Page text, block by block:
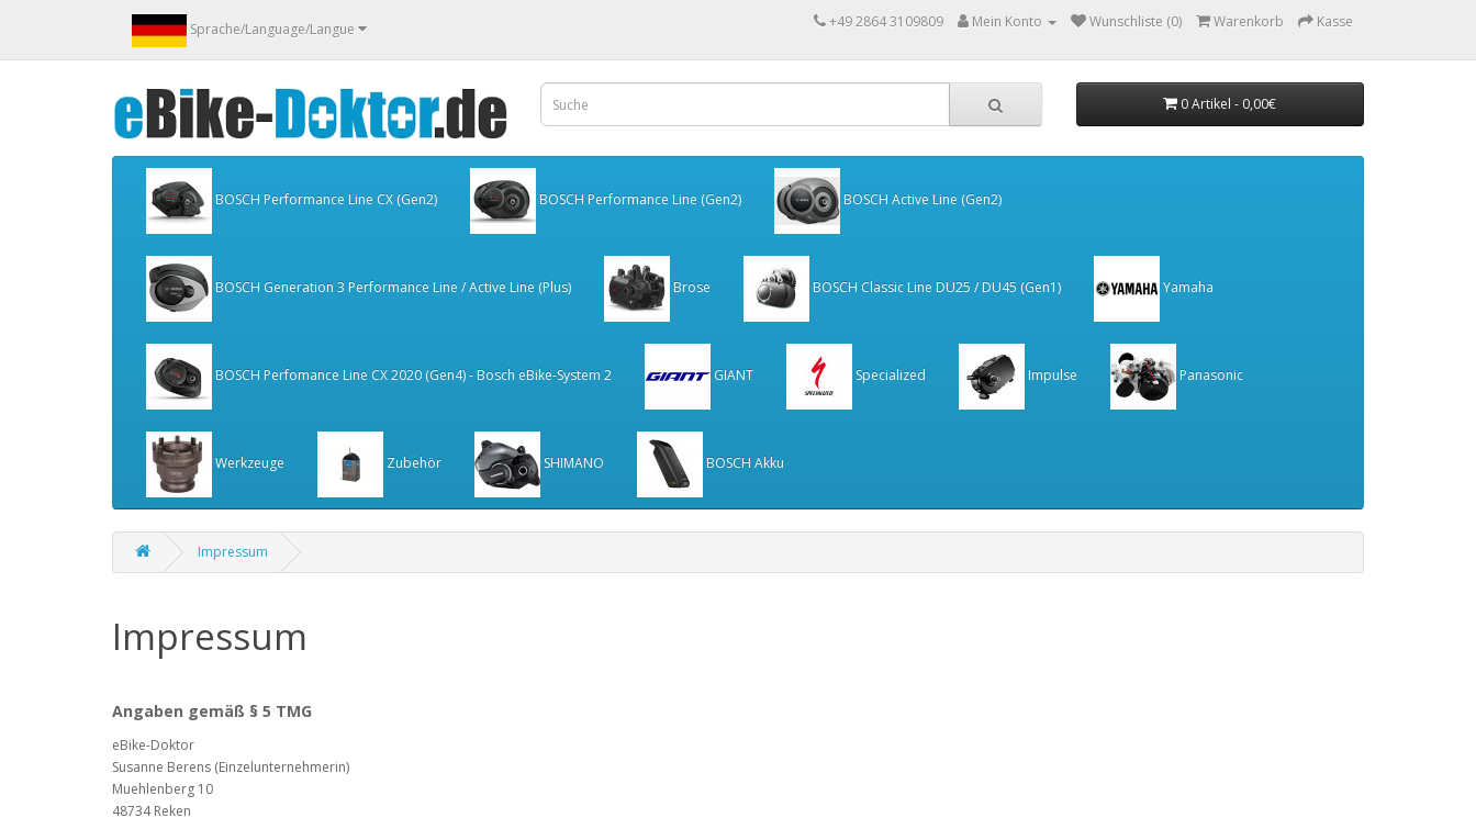
Sprache/Language/Langue +49 2864 3109809 Mein Konto Wunschliste (0) Warenkorb Kasse
0 Artikel - 0,00€
BOSCH Performance Line CX (Gen2) BOSCH Performance Line (Gen2) BOSCH Active Line (Gen2)
BOSCH Generation 3 Performance Line / Active Line (Plus) Brose BOSCH Classic Line DU25 / DU45 (Gen1) Yamaha
BOSCH Perfomance Line CX 2020 (Gen4) - Bosch eBike-System 2 GIANT Specialized Impulse Panasonic
Werkzeuge Zubehör SHIMANO BOSCH Akku
Impressum
Impressum
Angaben gemäß § 5 TMG
eBike-Doktor
Susanne Berens (Einzelunternehmerin)
Muehlenberg 10
48734 Reken